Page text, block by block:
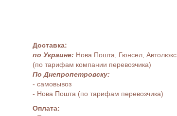
Доставка:
по Украине: Нова Пошта, Гюнсел, Автолюкс
(по тарифам компании перевозчика)
По Днепропетровску:
- самовывоз
- Нова Пошта (по тарифам перевозчика)
Оплата: